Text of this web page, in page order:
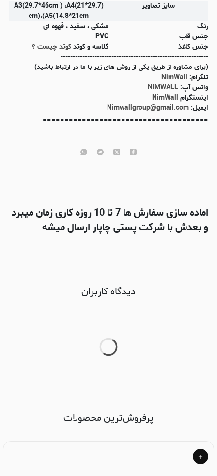
سایز تصاویر
(A3(29.7*46cm ) ،A4(21*29.7
cm)،(A5(14.8*21cm
رنگ
مشکی ، سفید ، قهوه ای
جنس قاب
PVC
جنس کاغذ
گلاسه و کوتدکوتد چیست ؟
-------------------------------------------------------------
(برای مشاوره از طریق یکی از روش های زیر با ما در ارتباط باشید)
تلگرام: NimWall
واتس آپ: NIMWALL
اینستگرام NimWall
ایمیل: Nimwallgroup@gmail.com
--------------------------------------
اماده سازی سفارش ها 7 تا 10 روزه کاری زمان میبرد
و بعدش با شرکت پستی چاپار ارسال میشه
دیدگاه کاربران
پرفروش‌ترین محصولات